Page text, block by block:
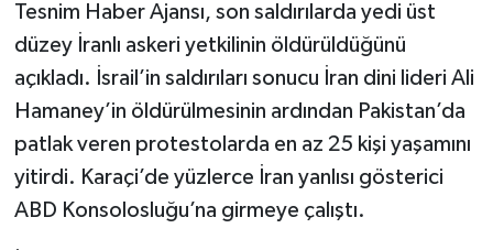
Tesnim Haber Ajansı, son saldırılarda yedi üst
düzey İranlı askeri yetkilinin öldürüldüğünü
açıkladı. İsrail’in saldırıları sonucu İran dini lideri Ali
Hamaney’in öldürülmesinin ardından Pakistan’da
patlak veren protestolarda en az 25 kişi yaşamını
yitirdi. Karaçi’de yüzlerce İran yanlısı gösterici
ABD Konsolosluğu’na girmeye çalıştı.